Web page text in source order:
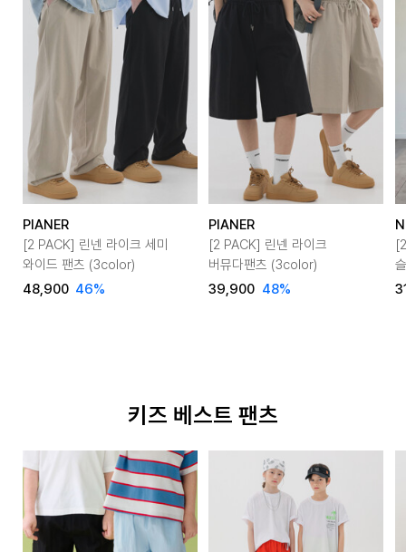
PIANER
[2 PACK] 린넨 라이크 세미
와이드 팬츠 (3color)
48,900 46%
PIANER
[2 PACK] 린넨 라이크
버뮤다팬츠 (3color)
39,900 48%
키즈 베스트 팬츠